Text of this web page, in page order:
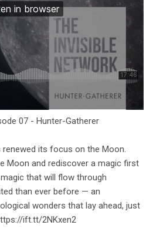
07 - Hunter-Gatherer
renewed its focus on the Moon.
Moon and rediscover a magic first
magic that will flow through
than ever before — an
wonders that lay ahead, just
ift.tt/2NKxen2